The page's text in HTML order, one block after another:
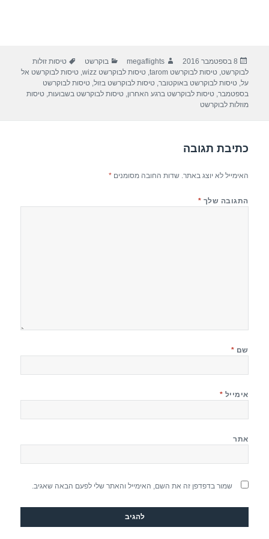
פורסם
בתאריך
8 בספטמבר 2016 מחבר
megaflights קטגוריות
בוקרשט תגיות
טיסות זולות
לבוקרשט,טיסות לבוקרשט tarom ,טיסות לבוקרשט wizz ,טיסות לבוקרשט אל
על,טיסות לבוקרשט באוקטובר,טיסות לבוקרשט בזול,טיסות לבוקרשט
בספטמבר,טיסות לבוקרשט ברגע האחרון,טיסות לבוקרשט בשבועות,טיסות
מוזלות לבוקרשט
כתיבת תגובה
האימייל לא יוצג באתר. שדות החובה מסומנים*
התגובה שלך *
שם *
אימייל *
אתר
שמור בדפדפן זה את השם, האימייל והאתר שלי לפעם הבאה שאגיב.